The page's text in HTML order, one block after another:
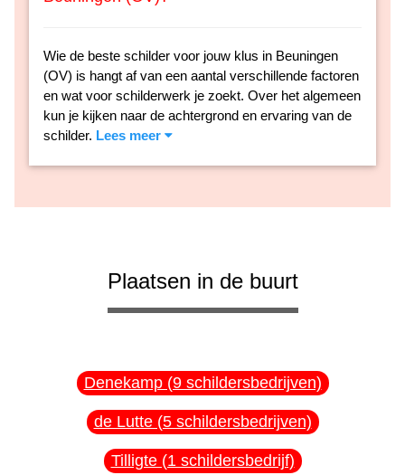
Wie de beste schilder voor jouw klus in Beuningen
(OV) is hangt af van een aantal verschillende factoren
en wat voor schilderwerk je zoekt. Over het algemeen
kun je kijken naar de achtergrond en ervaring van de
schilder. Lees meer
Plaatsen in de buurt
Denekamp (9 schildersbedrijven)
de Lutte (5 schildersbedrijven)
Tilligte (1 schildersbedrijf)